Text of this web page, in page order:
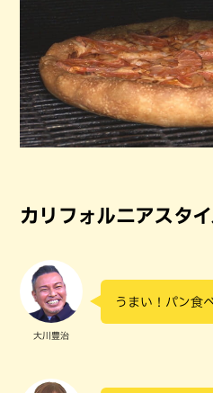
カリフォルニアスタ
大川豊治
うまい！パン食